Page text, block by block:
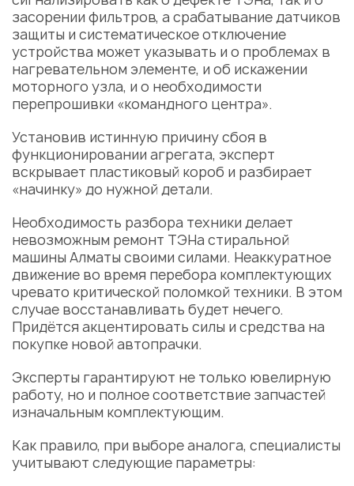
засорении фильтров, а срабатывание датчиков
защиты и систематическое отключение
устройства может указывать и о проблемах в
нагревательном элементе, и об искажении
моторного узла, и о необходимости
перепрошивки «командного центра».
Установив истинную причину сбоя в
функционировании агрегата, эксперт
вскрывает пластиковый короб и разбирает
«начинку» до нужной детали.
Необходимость разбора техники делает
невозможным ремонт ТЭНа стиральной
машины Алматы своими силами. Неаккуратное
движение во время перебора комплектующих
чревато критической поломкой техники. В этом
случае восстанавливать будет нечего.
Придётся акцентировать силы и средства на
покупке новой автопрачки.
Эксперты гарантируют не только ювелирную
работу, но и полное соответствие запчастей
изначальным комплектующим.
Как правило, при выборе аналога, специалисты
учитывают следующие параметры: